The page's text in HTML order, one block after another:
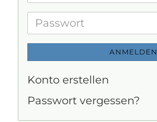
Adresse
Passwort
ANMELDEN
Konto erstellen
Passwort vergessen?